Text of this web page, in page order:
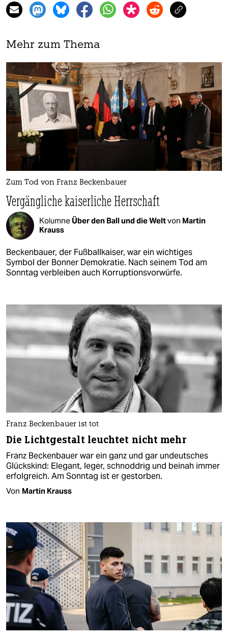
Mehr zum Thema
Zum Tod von Franz Beckenbauer
Vergängliche kaiserliche Herrschaft
Kolumne Über den Ball und die Weltvon Martin
Krauss
Beckenbauer, der Fußballkaiser, war ein wichtiges
Symbol der Bonner Demokratie. Nach seinem Tod am
Sonntag verbleiben auch Korruptionsvorwürfe.
Franz Beckenbauer ist tot
Die Lichtgestalt leuchtet nicht mehr
Franz Beckenbauer war ein ganz und gar undeutsches
Glückskind: Elegant, leger, schnoddrig und beinah immer
erfolgreich. Am Sonntag ist er gestorben.
Von Martin Krauss